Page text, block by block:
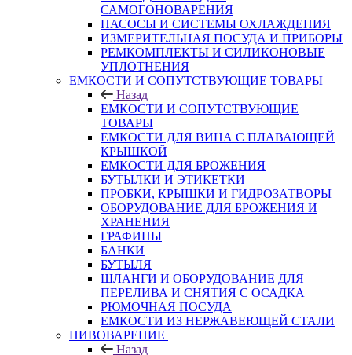
САМОГОНОВАРЕНИЯ
НАСОСЫ И СИСТЕМЫ ОХЛАЖДЕНИЯ
ИЗМЕРИТЕЛЬНАЯ ПОСУДА И ПРИБОРЫ
РЕМКОМПЛЕКТЫ И СИЛИКОНОВЫЕ
УПЛОТНЕНИЯ
ЕМКОСТИ И СОПУТСТВУЮЩИЕ ТОВАРЫ
Назад
ЕМКОСТИ И СОПУТСТВУЮЩИЕ
ТОВАРЫ
ЕМКОСТИ ДЛЯ ВИНА С ПЛАВАЮЩЕЙ
КРЫШКОЙ
ЕМКОСТИ ДЛЯ БРОЖЕНИЯ
БУТЫЛКИ И ЭТИКЕТКИ
ПРОБКИ, КРЫШКИ И ГИДРОЗАТВОРЫ
ОБОРУДОВАНИЕ ДЛЯ БРОЖЕНИЯ И
ХРАНЕНИЯ
ГРАФИНЫ
БАНКИ
БУТЫЛЯ
ШЛАНГИ И ОБОРУДОВАНИЕ ДЛЯ
ПЕРЕЛИВА И СНЯТИЯ С ОСАДКА
РЮМОЧНАЯ ПОСУДА
ЕМКОСТИ ИЗ НЕРЖАВЕЮЩЕЙ СТАЛИ
ПИВОВАРЕНИЕ
Назад